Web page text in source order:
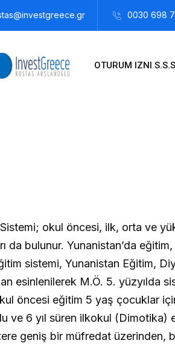
0030 698
OTURUM IZNI
okul öncesi, ilk, orta ve
da bulunur. Yunanistan’da
sistemi, Yunanistan Eğitim,
esinlenilerek M.Ö. 5. yüzyılda
öncesi eğitim 5 yaş çocuklar
ve 6 yıl süren ilkokul
geniş bir müfredat üzerinden,